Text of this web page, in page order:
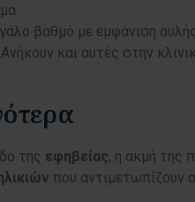
βαθμό με εμφάνιση
και αυτές στην
της εφηβείας, η ακμή της
που αντιμετωπίζουν